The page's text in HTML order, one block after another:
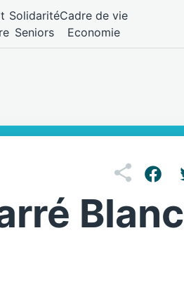
Solidarité
Seniors
Cadre de vie
Economie
Blanc